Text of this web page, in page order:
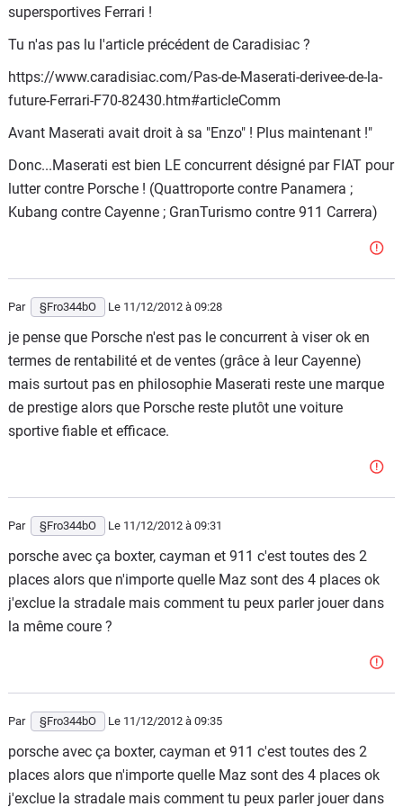
supersportives Ferrari !
Tu n'as pas lu l'article précédent de Caradisiac ?
https://www.caradisiac.com/Pas-de-Maserati-derivee-de-la-
future-Ferrari-F70-82430.htm#articleComm
Avant Maserati avait droit à sa "Enzo" ! Plus maintenant !"
Donc...Maserati est bien LE concurrent désigné par FIAT pour
lutter contre Porsche ! (Quattroporte contre Panamera ;
Kubang contre Cayenne ; GranTurismo contre 911 Carrera)
Par §Fro344bO Le 11/12/2012 à 09:28
je pense que Porsche n'est pas le concurrent à viser ok en
termes de rentabilité et de ventes (grâce à leur Cayenne)
mais surtout pas en philosophie Maserati reste une marque
de prestige alors que Porsche reste plutôt une voiture
sportive fiable et efficace.
Par §Fro344bO Le 11/12/2012 à 09:31
porsche avec ça boxter, cayman et 911 c'est toutes des 2
places alors que n'importe quelle Maz sont des 4 places ok
j'exclue la stradale mais comment tu peux parler jouer dans
la même coure ?
Par §Fro344bO Le 11/12/2012 à 09:35
porsche avec ça boxter, cayman et 911 c'est toutes des 2
places alors que n'importe quelle Maz sont des 4 places ok
j'exclue la stradale mais comment tu peux parler jouer dans